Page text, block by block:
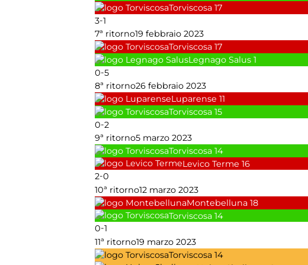
Torviscosa 17
3-1
7ª ritorno19 febbraio 2023
Torviscosa 17
Legnago Salus 1
0-5
8ª ritorno26 febbraio 2023
Luparense 11
Torviscosa 15
0-2
9ª ritorno5 marzo 2023
Torviscosa 14
Levico Terme 16
2-0
10ª ritorno12 marzo 2023
Montebelluna 18
Torviscosa 14
0-1
11ª ritorno19 marzo 2023
Torviscosa 14